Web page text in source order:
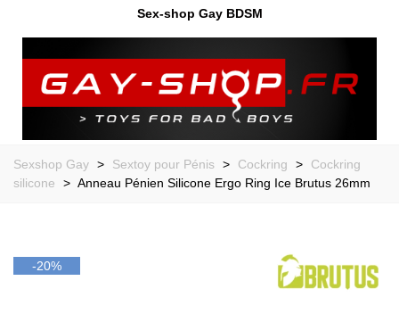
Sex-shop Gay BDSM
Sexshop Gay > Sextoy pour Pénis > Cockring >
Cockring
silicone
> Anneau Pénien Silicone Ergo Ring Ice Brutus 26mm
-20%